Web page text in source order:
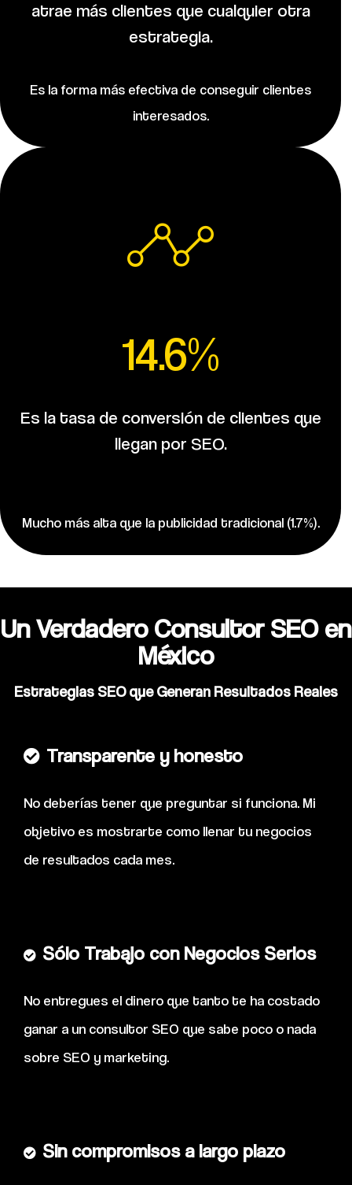
atrae más clientes que cualquier otra
estrategia.
Es la forma más efectiva de conseguir clientes
interesados.
14.6%
Es la tasa de conversión de clientes que
llegan por SEO.
Mucho más alta que la publicidad tradicional (1.7%).
Un Verdadero Consultor SEO en
México
Estrategias SEO que Generan Resultados Reales
Transparente y honesto
No deberías tener que preguntar si funciona. Mi
objetivo es mostrarte como llenar tu negocios
de resultados cada mes.
Sólo Trabajo con Negocios Serios
No entregues el dinero que tanto te ha costado
ganar a un consultor SEO que sabe poco o nada
sobre SEO y marketing.
Sin compromisos a largo plazo